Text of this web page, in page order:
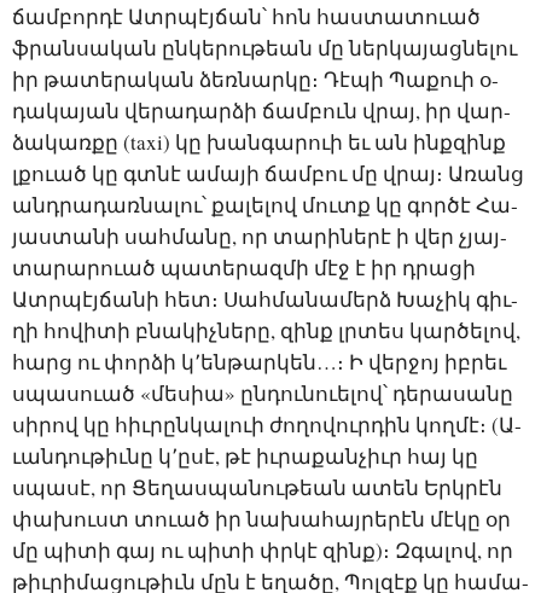
ճամ­բոր­դէ Ատր­պէյ­ճան՝ հոն հաս­տա­տո­ւած
ֆրան­սա­կան ըն­կե­րու­թեան մը ներ­կա­յաց­նե­լու
իր թա­տե­րա­կան ձեռ­նար­կը։ ­Դէ­պի ­Պա­քո­ւի օ­
դա­կա­յան վե­րա­դար­ձի ճամ­բուն վրայ, իր վար­
ձա­կառ­քը (taxi) կը խան­գա­րո­ւի եւ ան ինք­զինք
լքո­ւած կը գտնէ ա­մա­յի ճամ­բու մը վրայ։ Ա­ռանց
անդ­րա­դառ­նա­լու՝ քա­լե­լով մուտք կը գոր­ծէ ­Հա­
յաս­տա­նի սահ­մա­նը, որ տա­րի­նե­րէ ի վեր չյայ­
տա­րա­րո­ւած պա­տե­րազ­մի մէջ է իր դրա­ցի
Ատր­պէյ­ճա­նի հետ։ ­Սահ­մա­նա­մերձ ­Խա­չիկ գիւ­
ղի հո­վի­տի բնա­կիչ­նե­րը, զինք լրտես կար­ծե­լով,
հարց ու փոր­ձի կ­՚են­թար­կեն…։ Ի վեր­ջոյ իբ­րեւ
սպա­սո­ւած «մե­սիա» ըն­դու­նո­ւե­լով՝ դե­րա­սա­նը
սի­րով կը հիւ­րըն­կա­լո­ւի ժո­ղո­վուր­դին կող­մէ։ (Ա­
ւան­դու­թիւ­նը կ­՚ը­սէ, թէ իւ­րա­քան­չիւր հայ կը
սպա­սէ, որ ­Ցե­ղաս­պա­նու­թեան ա­տեն Երկ­րէն
փա­խուստ տո­ւած իր նա­խա­հայ­րե­րէն մէ­կը օր
մը պի­տի գայ ու պի­տի փրկէ զինք)։ Զ­գա­լով, որ
թիւ­րի­մա­ցու­թիւն մըն է ե­ղա­ծը, ­Պոլ­զէք կը հա­մա­